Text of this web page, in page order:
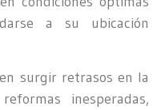
a su ubicación
surgir retrasos en la
inesperadas,